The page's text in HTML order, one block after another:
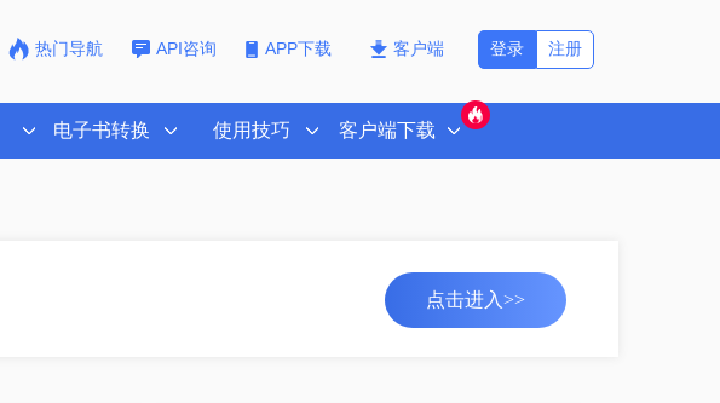
热门导航 API咨询 APP下载 客户端 注册
登录
电子书转换 使用技巧 客户端下载
点击进入>>